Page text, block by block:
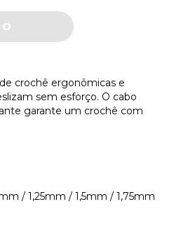
crochê ergonômicas e
sem esforço. O cabo
garante um crochê com
/ 1,25mm / 1,5mm / 1,75mm